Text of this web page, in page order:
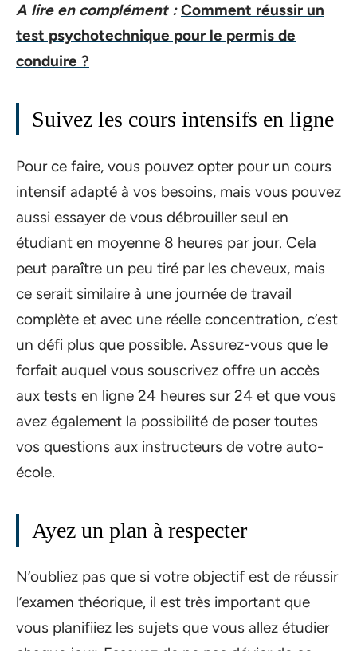
A lire en complément : Comment réussir un
test psychotechnique pour le permis de
conduire ?
Suivez les cours intensifs en ligne
Pour ce faire, vous pouvez opter pour un cours
intensif adapté à vos besoins, mais vous pouvez
aussi essayer de vous débrouiller seul en
étudiant en moyenne 8 heures par jour. Cela
peut paraître un peu tiré par les cheveux, mais
ce serait similaire à une journée de travail
complète et avec une réelle concentration, c’est
un défi plus que possible. Assurez-vous que le
forfait auquel vous souscrivez offre un accès
aux tests en ligne 24 heures sur 24 et que vous
avez également la possibilité de poser toutes
vos questions aux instructeurs de votre auto-
école.
Ayez un plan à respecter
N’oubliez pas que si votre objectif est de réussir
l’examen théorique, il est très important que
vous planifiiez les sujets que vous allez étudier